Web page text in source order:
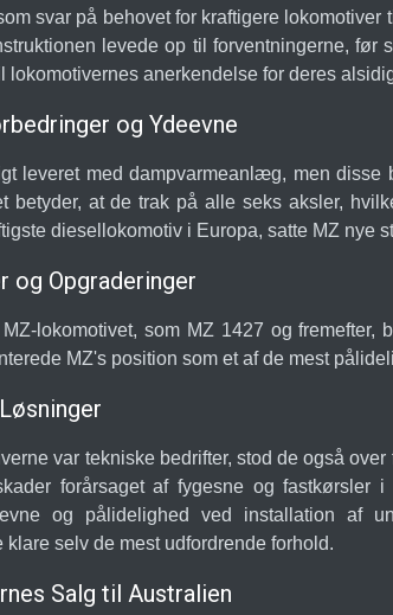
svar på behovet for kraftigere
levede op til forventningerne,
lokomotivernes anerkendelse for deres
og Ydeevne
leveret med dampvarmeanlæg, men
betyder, at de trak på alle seks aksler,
diesellokomotiv i Europa, satte MZ nye
og Opgraderinger
lokomotivet, som MZ 1427 og
MZ's position som et af de mest
var tekniske bedrifter, stod de også
forårsaget af fygesne og
og pålidelighed ved installation af
klare selv de mest udfordrende forhold.
Salg til Australien